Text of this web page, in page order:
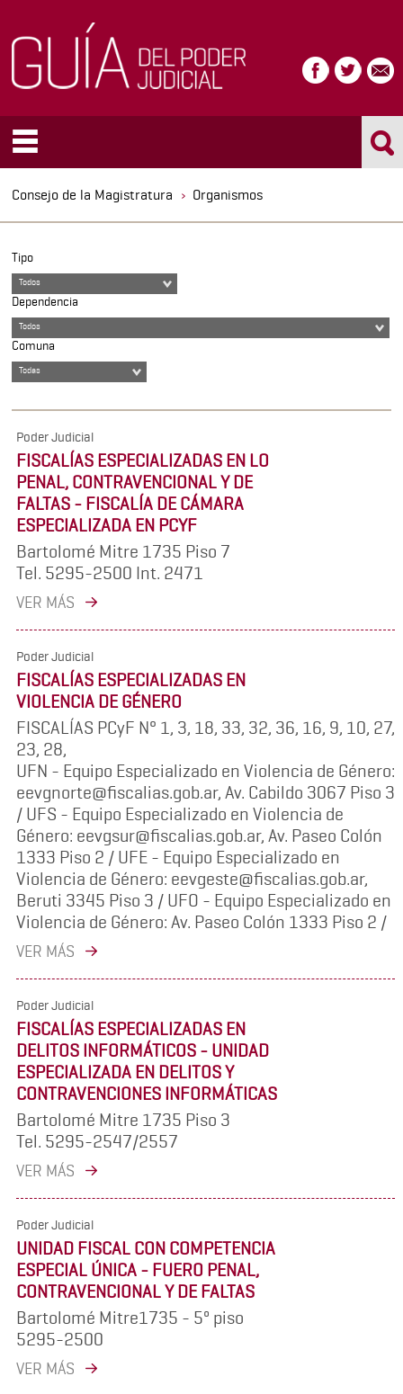
Consejo de la Magistratura Organismos
Tipo
Todos
Dependencia
Todos
Comuna
Todas
Poder Judicial
FISCALÍAS ESPECIALIZADAS EN LO
PENAL, CONTRAVENCIONAL Y DE
FALTAS - FISCALÍA DE CÁMARA
ESPECIALIZADA EN PCYF
Bartolomé Mitre 1735 Piso 7
Tel. 5295-2500 Int. 2471
VER MÁS
Poder Judicial
FISCALÍAS ESPECIALIZADAS EN
VIOLENCIA DE GÉNERO
FISCALÍAS PCyF N° 1, 3, 18, 33, 32, 36, 16, 9, 10, 27,
23, 28,
UFN - Equipo Especializado en Violencia de Género:
eevgnorte@fiscalias.gob.ar, Av. Cabildo 3067 Piso 3
/ UFS - Equipo Especializado en Violencia de
Género: eevgsur@fiscalias.gob.ar, Av. Paseo Colón
1333 Piso 2 / UFE - Equipo Especializado en
Violencia de Género: eevgeste@fiscalias.gob.ar,
Beruti 3345 Piso 3 / UFO - Equipo Especializado en
Violencia de Género: Av. Paseo Colón 1333 Piso 2 /
VER MÁS
Poder Judicial
FISCALÍAS ESPECIALIZADAS EN
DELITOS INFORMÁTICOS - UNIDAD
ESPECIALIZADA EN DELITOS Y
CONTRAVENCIONES INFORMÁTICAS
Bartolomé Mitre 1735 Piso 3
Tel. 5295-2547/2557
VER MÁS
Poder Judicial
UNIDAD FISCAL CON COMPETENCIA
ESPECIAL ÚNICA - FUERO PENAL,
CONTRAVENCIONAL Y DE FALTAS
Bartolomé Mitre1735 - 5º piso
5295-2500
VER MÁS